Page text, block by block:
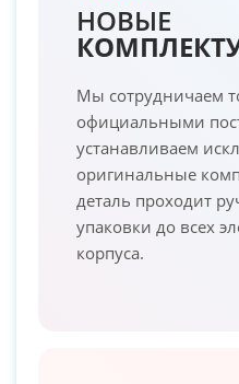
НОВЫЕ
Мы сотрудничаем
официальными
устанавливаем
оригинальные
деталь проходит
упаковки до всех
корпуса.